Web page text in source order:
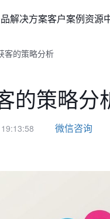
解决方案客户案例资源
客的策略分析
的策略分
微信咨询